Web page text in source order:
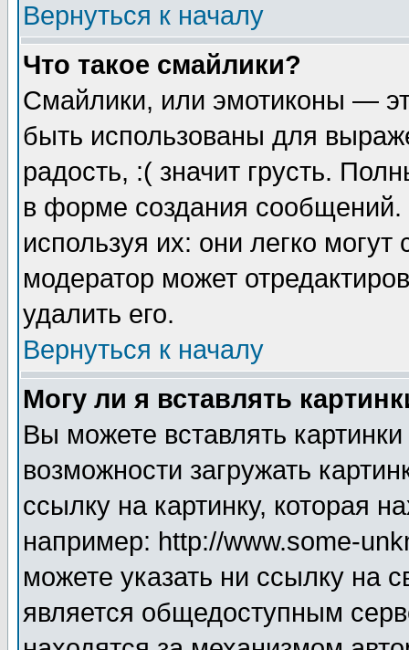
Вернуться к началу
Что такое смайлики?
Смайлики, или эмотиконы —
быть использованы для
радость, :( значит грусть.
в форме создания сообщений.
используя их: они легко
модератор может
удалить его.
Вернуться к началу
Могу ли я вставлять
Вы можете вставлять
возможности загружать
ссылку на картинку, которая
например: http://www.some-
можете указать ни ссылку на
является общедоступным